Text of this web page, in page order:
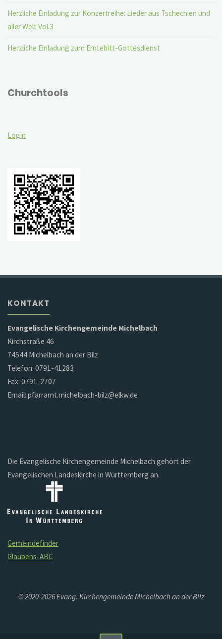
Herzliche Einladung zur Konzertreihe: Lieder aus Tschechien und
aller Welt Vol.3
Herzliche Einladung zum Erntebitt-Gottesdienst
Churchtools
Login
KONTAKT
Evangelische Kirchengemeinde Michelbach
Kirchstraße 46
74544 Michelbach an der Bilz
Telefon: 0791-41283
Fax: 0791-2707
Email: pfarramt.michelbach-bilz@elkw.de
Die Evangelische Kirchengemeinde Michelbach gehört der
Evangelischen Landeskirche in Württemberg an.
Gemeindefinder
Glaubens-ABC
© 2020-2026 Evang. Kirchengemeinde Michelbach an der Bilz